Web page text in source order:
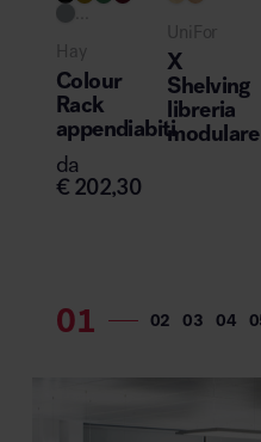
...
Hay
Colour
Rack
appendiabiti
da
€ 202,30
UniFor
X
Shelving
libreria
modulare